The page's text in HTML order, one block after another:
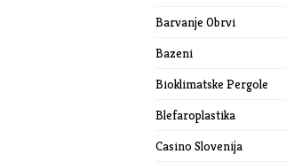
Barvanje Obrvi
Bazeni
Bioklimatske Pergole
Blefaroplastika
Casino Slovenija